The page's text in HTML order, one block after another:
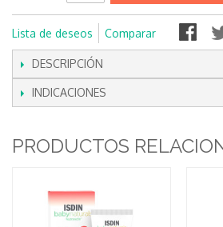
Lista de deseos Comparar
DESCRIPCIÓN
INDICACIONES
PRODUCTOS